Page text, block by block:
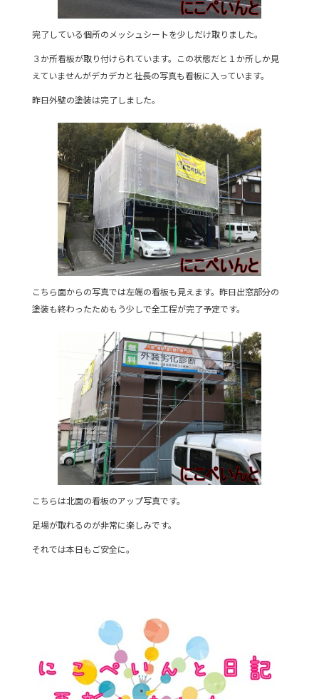
完了している個所のメッシュシートを少しだけ取りました。
３か所看板が取り付けられています。この状態だと１か所しか見
えていませんがデカデカと社長の写真も看板に入っています。
昨日外壁の塗装は完了しました。
こちら面からの写真では左端の看板も見えます。昨日出窓部分の
塗装も終わったためもう少しで全工程が完了予定です。
こちらは北面の看板のアップ写真です。
足場が取れるのが非常に楽しみです。
それでは本日もご安全に。